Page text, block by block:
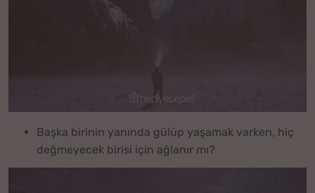
Başka birinin yanında gülüp yaşamak varken, hiç
değmeyecek birisi için ağlanır mı?